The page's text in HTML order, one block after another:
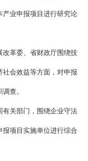
产业申报项目进行研究论
改革委、省财政厅围绕技
会效益等方面，对申报
查。
有关部门，围绕企业守法
项目实施单位进行综合